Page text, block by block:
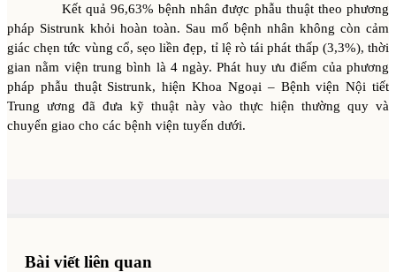
Kết quả 96,63% bệnh nhân được phẫu thuật theo phương
pháp Sistrunk khỏi hoàn toàn. Sau mổ bệnh nhân không còn cảm
giác chẹn tức vùng cổ, sẹo liền đẹp, tỉ lệ rò tái phát thấp (3,3%), thời
gian nằm viện trung bình là 4 ngày. Phát huy ưu điểm của phương
pháp phẫu thuật Sistrunk, hiện Khoa Ngoại – Bệnh viện Nội tiết
Trung ương đã đưa kỹ thuật này vào thực hiện thường quy và
chuyển giao cho các bệnh viện tuyến dưới.
Bài viết liên quan